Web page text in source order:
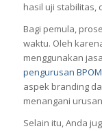
hasil uji stabilitas,
Bagi pemula,
waktu. Oleh
menggunakan jasa
pengurusan BPOM
aspek branding
menangani
Selain itu, Anda